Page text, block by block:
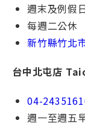
週末及例假
每週⼆公休
新竹縣竹北
台中北屯店
04-
週一⾄週五